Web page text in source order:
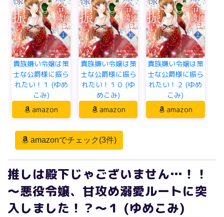
貴族嫌い令嬢は策
士な公爵様に振ら
れたい！１ (ゆめ
こみ)
amazon
貴族嫌い令嬢は策
士な公爵様に振ら
れたい！１０ (ゆ
めこみ)
amazon
貴族嫌い令嬢は策
士な公爵様に振ら
れたい！２ (ゆめ
こみ)
amazon
amazonでチェック(3件)
推しは殿下じゃございません…！！
～悪役令嬢、甘攻め溺愛ルートに突
入しました！？～１ (ゆめこみ)